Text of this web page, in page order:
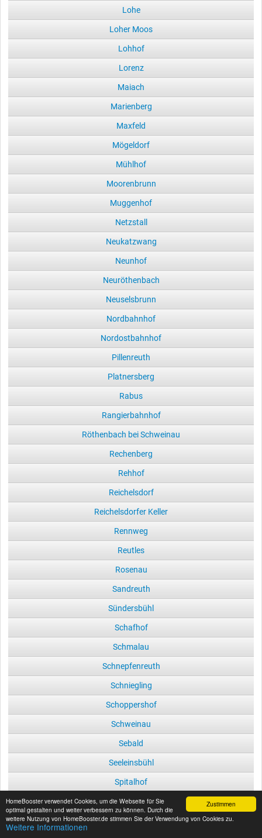
Zustimmen
HomeBooster verwendet Cookies, um die Webseite für Sie
optimal gestalten und weiter verbessern zu können. Durch die
weitere Nutzung von HomeBooster.de stimmen Sie der Verwendung von Cookies zu.
Weitere Informationen
Lohe
Loher Moos
Lohhof
Lorenz
Maiach
Marienberg
Maxfeld
Mögeldorf
Mühlhof
Moorenbrunn
Muggenhof
Netzstall
Neukatzwang
Neunhof
Neuröthenbach
Neuselsbrunn
Nordbahnhof
Nordostbahnhof
Pillenreuth
Platnersberg
Rabus
Rangierbahnhof
Röthenbach bei Schweinau
Rechenberg
Rehhof
Reichelsdorf
Reichelsdorfer Keller
Rennweg
Reutles
Rosenau
Sandreuth
Sündersbühl
Schafhof
Schmalau
Schnepfenreuth
Schniegling
Schoppershof
Schweinau
Sebald
Seeleinsbühl
Spitalhof
St Jobst
St Johannis